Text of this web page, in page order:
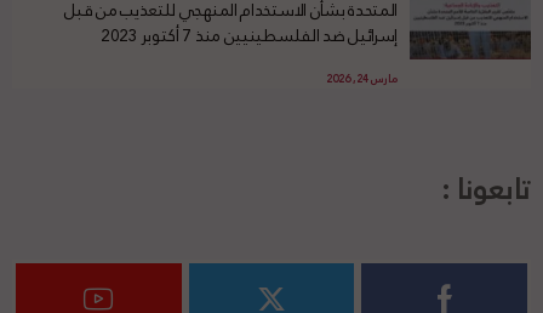
المتحدة بشأن الاستخدام المنهجي للتعذيب من قبل
إسرائيل ضد الفلسطينيين منذ 7 أكتوبر 2023
مارس 24, 2026
تابعونا :